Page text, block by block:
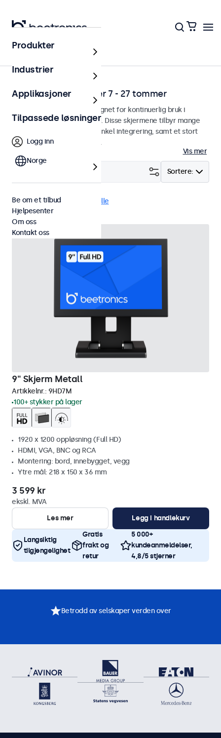
Hjem
Profesjonelle skjermer 7 - 27 tommer
Profesjonelle skjermer designet for kontinuerlig bruk i
utfordrende arbeidsforhold. Disse skjermene tilbyr mange
monteringsmuligheter for enkel integrering, samt et stort
antall innstillingsmuligheter.
Vis mer
Sortere:
RCA 9 tommer Fjern alle
9" Skjerm Metall
Artikkelnr.: 9HD7M
100+ stykker på lager
1920 x 1200 oppløsning (Full HD)
HDMI, VGA, BNC og RCA
Montering: bord, innebygget, vegg
Ytre mål: 218 x 150 x 36 mm
3 599 kr
ekskl. MVA
Les mer
Legg i handlekurv
Langsiktig
tilgjengelighet
Gratis
frakt og
retur
5 000+
kundeanmeldelser,
4,8/5 stjerner
Produkter
Industrier
Applikasjoner
Tilpassede løsninger
Logg inn
Norge
Be om et tilbud
Hjelpesenter
Om oss
Kontakt oss
Betrodd av selskaper verden over